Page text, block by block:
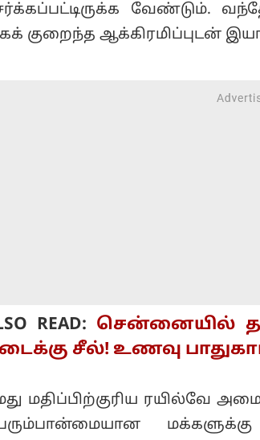
வேண்டும்.
குறைந்த ஆக்கிரமிப்புடன்
READ: சென்னையில்
சீல்! உணவு
மதிப்பிற்குரிய